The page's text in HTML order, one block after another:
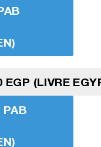
EGP (LIVRE
PAB